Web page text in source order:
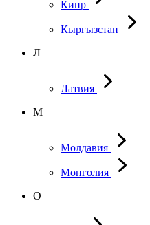
Кипр
Кыргызстан
Л
Латвия
М
Молдавия
Монголия
О